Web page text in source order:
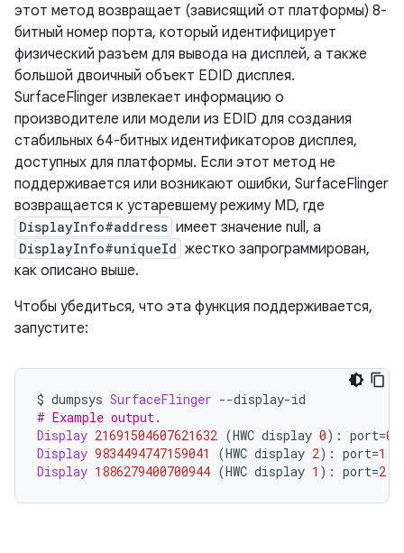
этот метод возвращает (зависящий от платформы) 8-
битный номер порта, который идентифицирует
физический разъем для вывода на дисплей, а также
большой двоичный объект EDID дисплея.
SurfaceFlinger извлекает информацию о
производителе или модели из EDID для создания
стабильных 64-битных идентификаторов дисплея,
доступных для платформы. Если этот метод не
поддерживается или возникают ошибки, SurfaceFlinger
возвращается к устаревшему режиму MD, где
DisplayInfo#address имеет значение null, а
DisplayInfo#uniqueId жестко запрограммирован,
как описано выше.
Чтобы убедиться, что эта функция поддерживается,
запустите:
$ dumpsys SurfaceFlinger --display-id
# Example output.
Display 21691504607621632 (HWC display 0): port=0
Display 9834494747159041 (HWC display 2): port=1
Display 1886279400700944 (HWC display 1 ): port=2